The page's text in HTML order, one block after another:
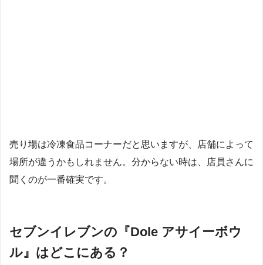
売り場は冷凍食品コーナーだと思いますが、店舗によって
場所が違うかもしれません。分からない時は、店員さんに
聞くのが一番確実です。
セブンイレブンの『Dole アサイーボウ
ル』はどこにある？